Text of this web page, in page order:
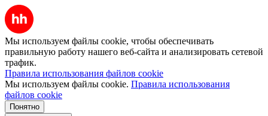
Мы используем файлы cookie, чтобы обеспечивать
правильную работу нашего веб-сайта и анализировать сетевой
трафик.
Правила использования файлов cookie
Мы используем файлы cookie. Правила использования
файлов cookie
Понятно